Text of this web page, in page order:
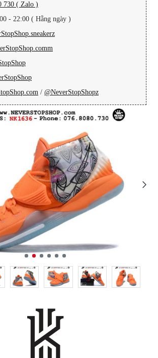
730 ( Zalo )
- 22:00 ( Hằng ngày )
/ @NeverStopShopz